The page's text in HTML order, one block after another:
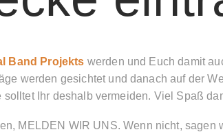
Band Projekts werden und Euch damit
werden gesichtet und danach auf der
Ihr deshalb vermeiden. Viel Spaß
MELDEN WIR UNS. Wenn nicht, sagen